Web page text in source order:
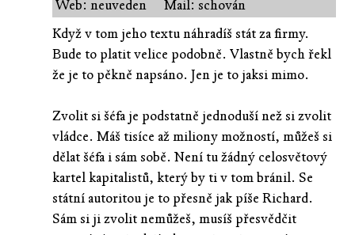
Web: neuveden
Mail: schován
Když v tom jeho textu náhradíš stát za firmy.
Bude to platit velice podobně. Vlastně bych řekl
že je to pěkně napsáno. Jen je to jaksi mimo.
Zvolit si šéfa je podstatně jednoduší než si zvolit
vládce. Máš tisíce až miliony možností, můžeš si
dělat šéfa i sám sobě. Není tu žádný celosvětový
kartel kapitalistů, který by ti v tom bránil. Se
státní autoritou je to přesně jak píše Richard.
Sám si ji zvolit nemůžeš, musíš přesvědčit